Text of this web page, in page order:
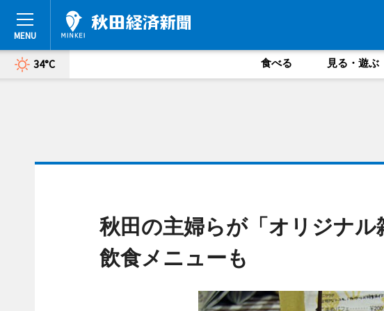
34°C 食べる 見る・遊ぶ
秋田の主婦らが「オリジナ
飲食メニューも